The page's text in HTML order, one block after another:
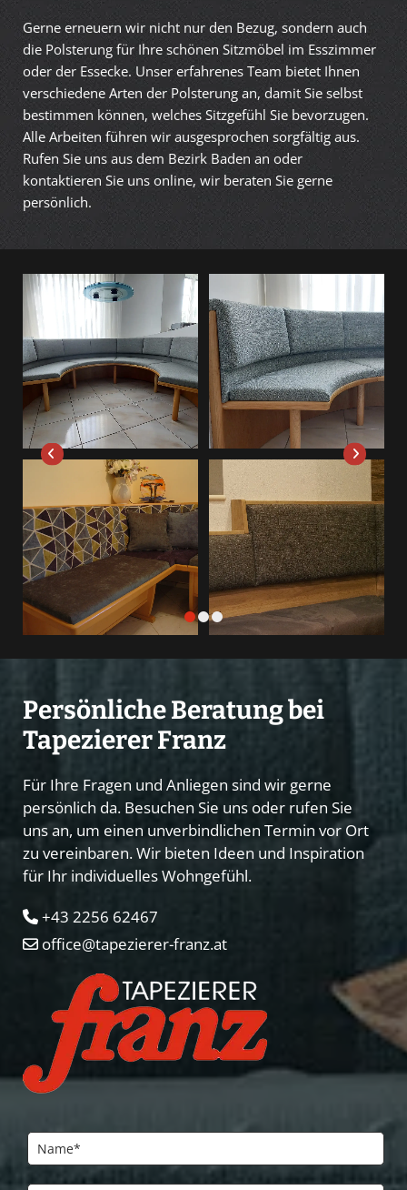
Gerne erneuern wir nicht nur den Bezug, sondern auch
die Polsterung für Ihre schönen Sitzmöbel im Esszimmer
oder der Essecke. Unser erfahrenes Team bietet Ihnen
verschiedene Arten der Polsterung an, damit Sie selbst
bestimmen können, welches Sitzgefühl Sie bevorzugen.
Alle Arbeiten führen wir ausgesprochen sorgfältig aus.
Rufen Sie uns aus dem Bezirk Baden an oder
kontaktieren Sie uns online, wir beraten Sie gerne
persönlich.
Persönliche Beratung bei
Tapezierer Franz
Für Ihre Fragen und Anliegen sind wir gerne
persönlich da. Besuchen Sie uns oder rufen Sie
uns an, um einen unverbindlichen Termin vor Ort
zu vereinbaren. Wir bieten Ideen und Inspiration
für Ihr individuelles Wohngefühl.
 +43 2256 62467
 office@tapezierer-franz.at